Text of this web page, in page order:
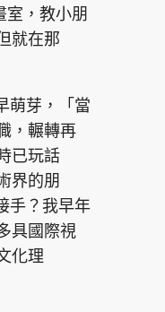
室，教小朋
就在那
萌芽，「當
，輾轉再
已玩話
界的朋
手？我早年
具國際視
化理